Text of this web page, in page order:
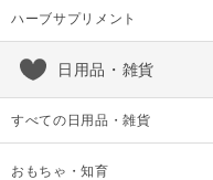
ハーブサプリメント
日用品・雑貨
すべての日用品・雑貨
おもちゃ・知育